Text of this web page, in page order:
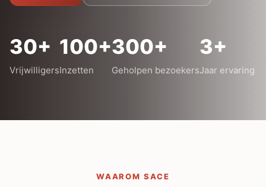
30+
Vrijwilligers
100+
Inzetten
300+
Geholpen bezoekers
3+
Jaar ervaring
WAAROM SACE